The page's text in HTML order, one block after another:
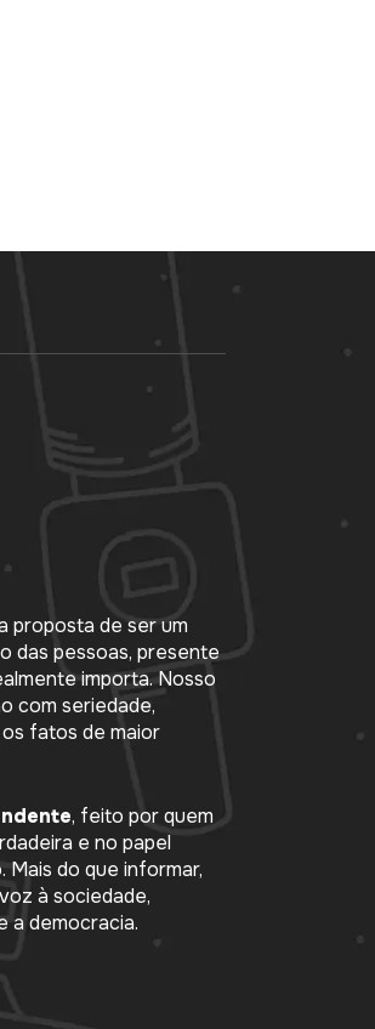
proposta de ser um
das pessoas, presente
importa. Nosso
com seriedade,
fatos de maior
, feito por quem
e no papel
do que informar,
à sociedade,
a democracia.